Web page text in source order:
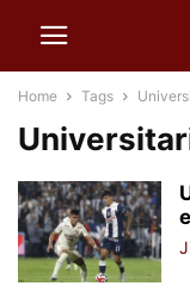
Home Tags